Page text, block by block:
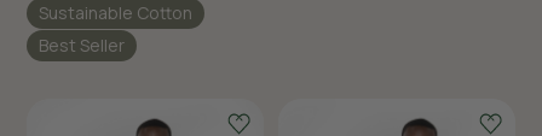
Sustainable Cotton
Best Seller